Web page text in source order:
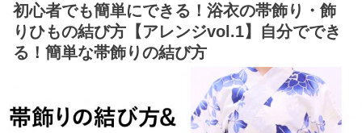
初心者でも簡単にできる！浴衣の帯飾り・飾
りひもの結び方【アレンジvol.1】自分ででき
る！簡単な帯飾りの結び方